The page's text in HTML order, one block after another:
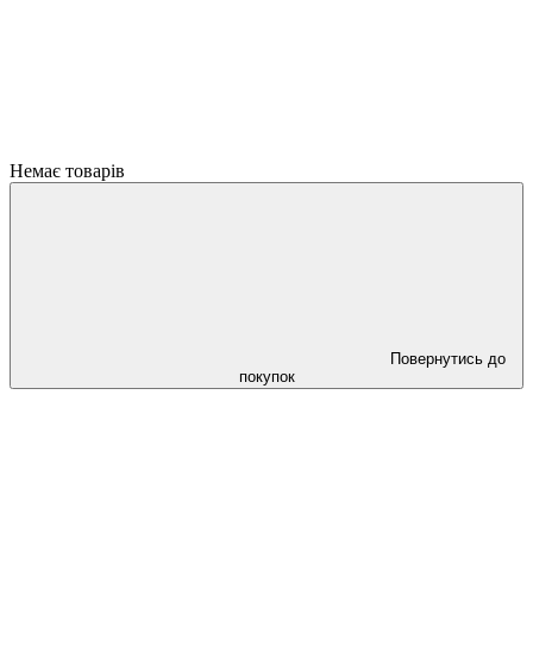
Немає товарів
Повернутись до
покупок